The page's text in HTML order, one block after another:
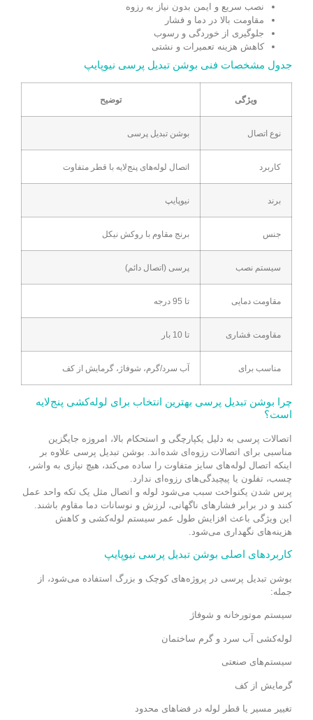
نصب سریع و ایمن بدون نیاز به رزوه
مقاومت بالا در دما و فشار
جلوگیری از خوردگی و رسوب
کاهش هزینه تعمیرات و نشتی
جدول مشخصات فنی بوشن تبدیل پرسی نیوپایپ
ویژگی توضیح
نوع اتصال بوشن تبدیل پرسی
کاربرد اتصال لوله‌های پنج‌لایه با قطر متفاوت
برند نیوپایپ
جنس برنج مقاوم با روکش نیکل
سیستم نصب پرسی (اتصال دائم)
مقاومت دمایی تا 95 درجه
مقاومت فشاری تا 10 بار
مناسب برای آب سرد/گرم، شوفاژ، گرمایش از کف
چرا بوشن تبدیل پرسی بهترین انتخاب برای لوله‌کشی پنج‌لایه
است؟
اتصالات پرسی به دلیل یکپارچگی و استحکام بالا، امروزه جایگزین
مناسبی برای اتصالات رزوه‌ای شده‌اند. بوشن تبدیل پرسی علاوه بر
اینکه اتصال لوله‌های سایز متفاوت را ساده می‌کند، هیچ نیازی به واشر،
چسب، تفلون یا پیچیدگی‌های رزوه‌ای ندارد.
پرس شدن یکنواخت سبب می‌شود لوله و اتصال مثل یک تکه واحد عمل
کنند و در برابر فشارهای ناگهانی، لرزش و نوسانات دما مقاوم باشند.
این ویژگی باعث افزایش طول عمر سیستم لوله‌کشی و کاهش
هزینه‌های نگهداری می‌شود.
کاربردهای اصلی بوشن تبدیل پرسی نیوپایپ
بوشن تبدیل پرسی در پروژه‌های کوچک و بزرگ استفاده می‌شود، از
جمله:
سیستم موتورخانه و شوفاژ
لوله‌کشی آب سرد و گرم ساختمان
سیستم‌های صنعتی
گرمایش از کف
تغییر مسیر یا قطر لوله در فضاهای محدود